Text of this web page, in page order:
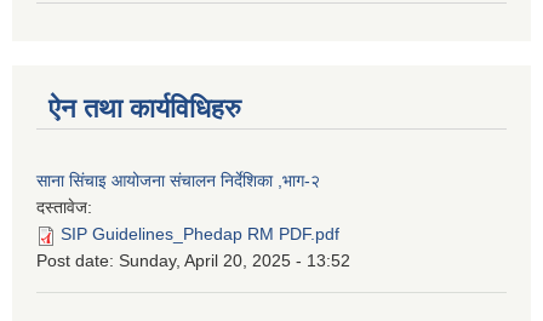
ऐन तथा कार्यविधिहरु
साना सिंचाइ आयोजना संचालन निर्देशिका ,भाग-२
दस्तावेज:
SIP Guidelines_Phedap RM PDF.pdf
Post date: Sunday, April 20, 2025 - 13:52